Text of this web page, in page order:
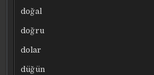
doğal
doğru
dolar
düğün